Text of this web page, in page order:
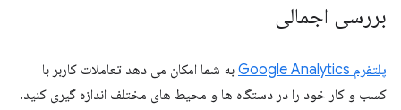
بررسی اجمالی
پلتفرم Google Analytics
به شما امکان می دهد تعاملات کاربر با
کسب و کار خود را در دستگاه ها و محیط های مختلف اندازه گیری کنید.